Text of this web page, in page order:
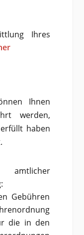
Ihres
Ihnen
werden,
haben
amtlicher
Gebühren
die in den